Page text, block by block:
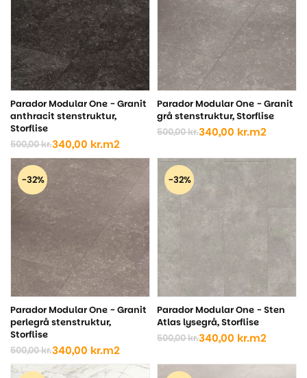
Parador Modular One - Granit
anthracit stenstruktur,
Storflise
500,00kr.
Den
oprindelige
pris
var:
500,00 kr..
340,00 kr.
Den
aktuelle
pris
er:
340,00 kr..
m2
Parador Modular One - Granit
grå stenstruktur, Storflise
500,00kr.
Den
pris
var:
500,00 kr..
340,00 kr.
Den
pris
er:
340,00 kr..
m2
-32%
Parador Modular One - Granit
perlegrå stenstruktur,
Storflise
500,00kr.
Den
oprindelige
340,00 kr.
Den
aktuelle
m2
-32%
Parador Modular One - Sten
Atlas lysegrå, Storflise
500,00kr.
Den
pris
340,00 kr.
Den
pris
m2